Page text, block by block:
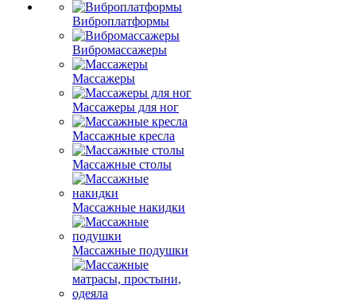
Виброплатформы
Вибромассажеры
Массажеры
Массажеры для ног
Массажные кресла
Массажные столы
Массажные накидки
Массажные подушки